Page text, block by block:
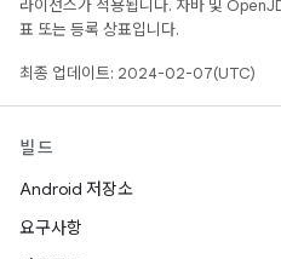
라이선스가 적용됩니다. 자바 및
표 또는 등록 상표입니다.
최종 업데이트: 2024-02-07(UTC)
빌드
Android 저장소
요구사항